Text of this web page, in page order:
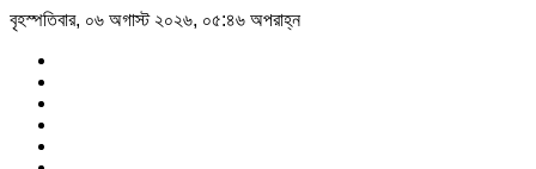
বৃহস্পতিবার, ০৬ অগাস্ট ২০২৬, ০৫:৪৬ অপরাহ্ন